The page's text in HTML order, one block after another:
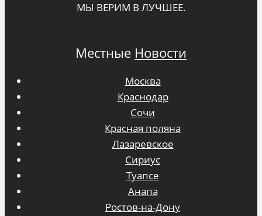
МЫ ВЕРИМ В ЛУЧШЕЕ.
Местные Новости
Москва
Краснодар
Сочи
Красная поляна
Лазаревское
Сириус
Туапсе
Анапа
Ростов-на-Дону